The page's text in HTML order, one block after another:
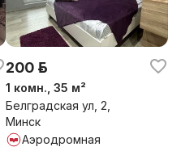
200 р.
1 комн., 35 м²
Белградская ул, 2,
Минск
Аэродромная